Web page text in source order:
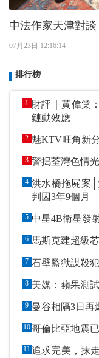
中法作家天津對
07月23日 12:16:14
排行榜
1 財評｜黃偉棠：美
鏈動效應
2 魅KTV旺角新
3 警搗荃灣色情
4 洪水橋拖屍案
判囚3年9個月
5 中星4B衛星發
6
7 石壁監獄謀殺
8
9
10哥倫比亞地震
11追求完美，抹